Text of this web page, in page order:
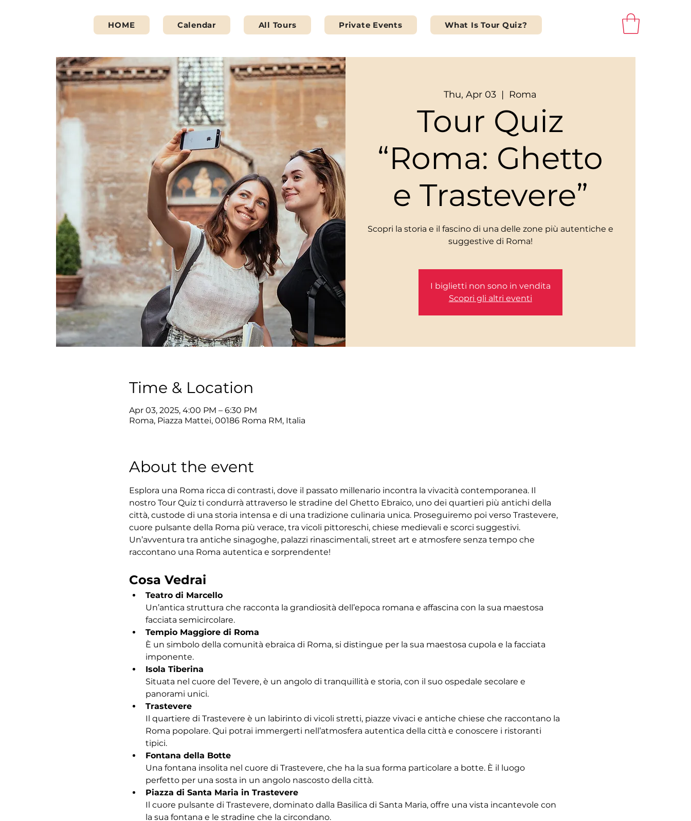
HOME Calendar All Tours Private Events What Is Tour Quiz?
Thu, Apr 03
  |
Roma
Tour Quiz
“Roma: Ghetto
e Trastevere”
Scopri la storia e il fascino di una delle zone più autentiche e
I biglietti non sono in vendita
Scopri gli altri eventi
Time & Location
Apr 03, 2025, 4:00 PM – 6:30 PM
Roma, Piazza Mattei, 00186 Roma RM, Italia
About the event
Esplora una Roma ricca di contrasti, dove il passato millenario incontra la vivacità contemporanea. Il
nostro Tour Quiz ti condurrà attraverso le stradine del Ghetto Ebraico, uno dei quartieri più antichi della
città, custode di una storia intensa e di una tradizione culinaria unica. Proseguiremo poi verso Trastevere,
cuore pulsante della Roma più verace, tra vicoli pittoreschi, chiese medievali e scorci suggestivi.
Un’avventura tra antiche sinagoghe, palazzi rinascimentali, street art e atmosfere senza tempo che
raccontano una Roma autentica e sorprendente!
Cosa Vedrai
Teatro di Marcello
Un’antica struttura che racconta la grandiosità dell’epoca romana e affascina con la sua maestosa
facciata semicircolare.
Tempio Maggiore di Roma
È un simbolo della comunità ebraica di Roma, si distingue per la sua maestosa cupola e la facciata
imponente.
Isola Tiberina
Situata nel cuore del Tevere, è un angolo di tranquillità e storia, con il suo ospedale secolare e
panorami unici.
Trastevere
Il quartiere di Trastevere è un labirinto di vicoli stretti, piazze vivaci e antiche chiese che raccontano la
Roma popolare. Qui potrai immergerti nell’atmosfera autentica della città e conoscere i ristoranti
tipici.
Fontana della Botte
Una fontana insolita nel cuore di Trastevere, che ha la sua forma particolare a botte. È il luogo
perfetto per una sosta in un angolo nascosto della città.
Piazza di Santa Maria in Trastevere
Il cuore pulsante di Trastevere, dominato dalla Basilica di Santa Maria, offre una vista incantevole con
la sua fontana e le stradine che la circondano.